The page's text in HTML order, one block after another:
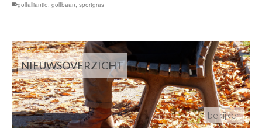
golfalliantie, golfbaan, sportgras
NIEUWSOVERZICHT
bekijken